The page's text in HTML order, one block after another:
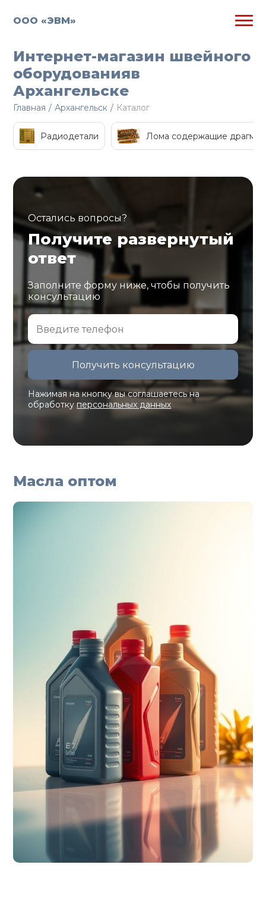
ООО «ЭВМ»
Интернет-магазин швейного
оборудованияв
Архангельске
Главная / Архангельск / Каталог
Радиодетали Лома содержащие
Остались вопросы?
Получите развернутый
ответ
Заполните форму ниже, чтобы получить
консультацию
Нажимая на кнопку вы соглашаетесь на
обработкуперсональных данных
Масла оптом